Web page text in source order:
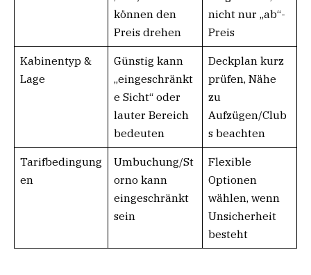
können den
Preis drehen
nicht nur „ab“-
Preis
Kabinentyp &
Lage
Günstig kann
„eingeschränkt
e Sicht“ oder
lauter Bereich
bedeuten
Deckplan kurz
prüfen, Nähe
zu
Aufzügen/Club
s beachten
Tarifbedingung
en
Umbuchung/St
orno kann
eingeschränkt
sein
Flexible
Optionen
wählen, wenn
Unsicherheit
besteht